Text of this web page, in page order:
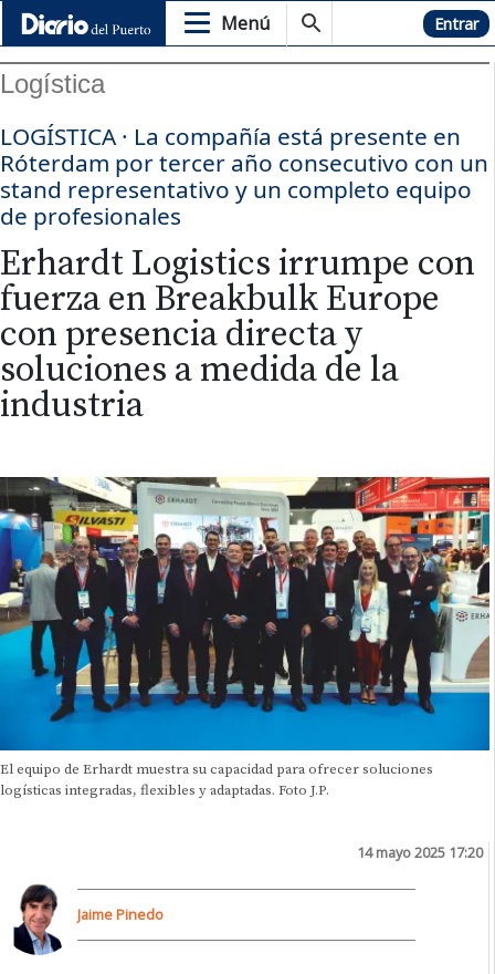
Menú Hemeroteca Entrar
Logística
LOGÍSTICA · La compañía está presente en
Róterdam por tercer año consecutivo con un
stand representativo y un completo equipo
de profesionales
Erhardt Logistics irrumpe con
fuerza en Breakbulk Europe
con presencia directa y
soluciones a medida de la
industria
El equipo de Erhardt muestra su capacidad para ofrecer soluciones
logísticas integradas, flexibles y adaptadas. Foto J.P.
14 mayo 2025 17:20
Jaime Pinedo